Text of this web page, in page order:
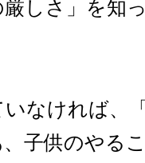
しさ」を知
なければ、
子供のやる